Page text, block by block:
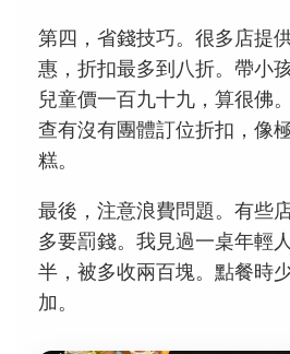
第四，省錢技巧。很多店提
惠，折扣最多到八折。帶小
兒童價一百九十九，算很佛
查有沒有團體訂位折扣，像
糕。
最後，注意浪費問題。有些
多要罰錢。我見過一桌年輕
半，被多收兩百塊。點餐時
加。